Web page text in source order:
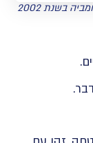
בשנת 2002